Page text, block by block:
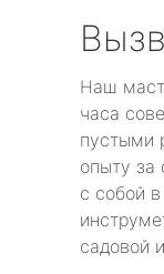
Наш
часа
пустыми
опыту за
с собой
садовой